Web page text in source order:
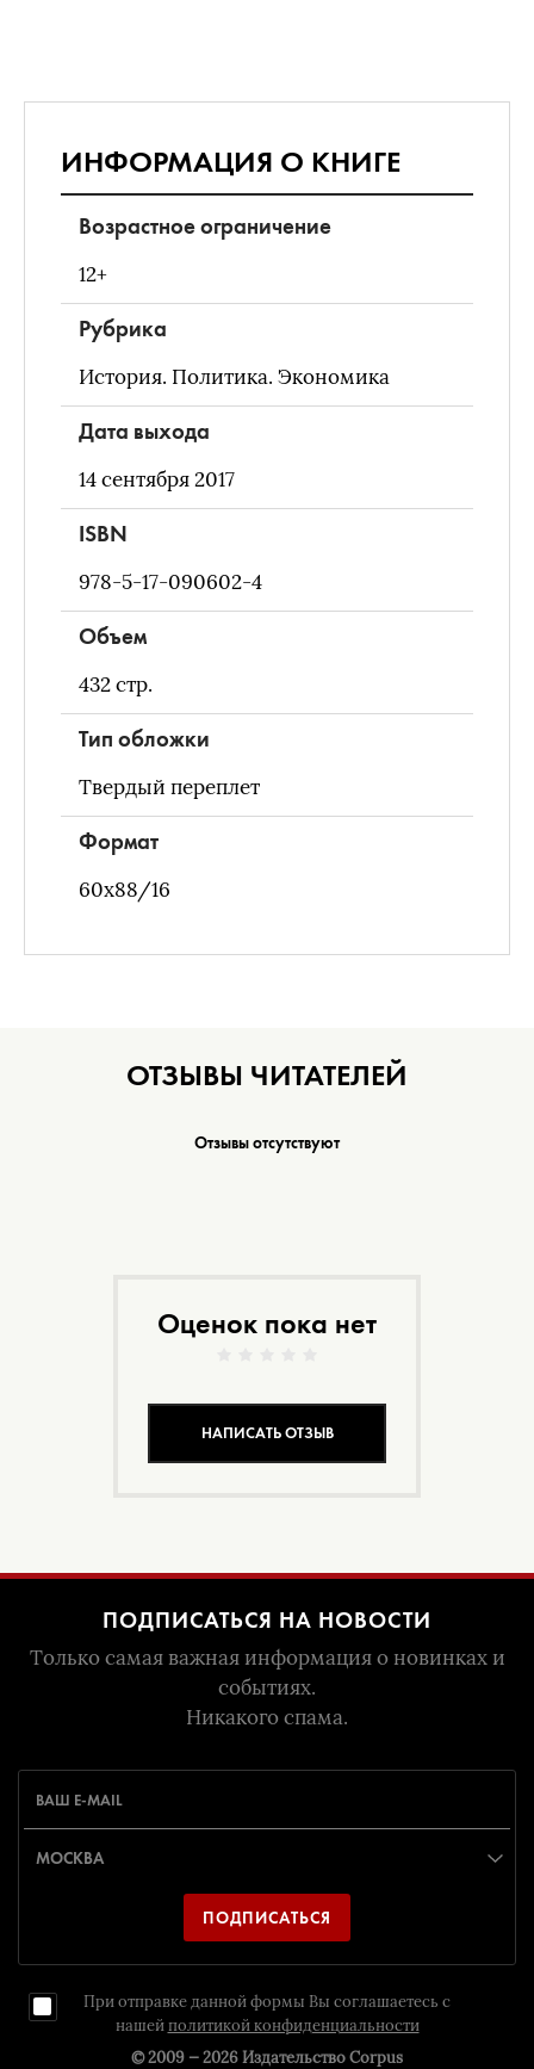
ИНФОРМАЦИЯ О КНИГЕ
Возрастное ограничение
12+
Рубрика
История. Политика. Экономика
Дата выхода
14 сентября 2017
ISBN
978-5-17-090602-4
Объем
432стр.
Тип обложки
Твердый переплет
Формат
60x88/16
ОТЗЫВЫ ЧИТАТЕЛЕЙ
Отзывы отсутствуют
Оценок пока нет
НАПИСАТЬ ОТЗЫВ
ПОДПИСАТЬСЯ НА НОВОСТИ
Только самая важная информация о новинках и
событиях.
Никакого спама.
ПОДПИСАТЬСЯ
При отправке данной формы Вы соглашаетесь с
нашей политикой конфиденциальности
© 2009 — 2026 Издательство Corpus